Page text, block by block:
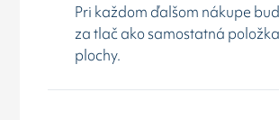
Pri každom ďalšom nákupe
za tlač ako samostatná
plochy.